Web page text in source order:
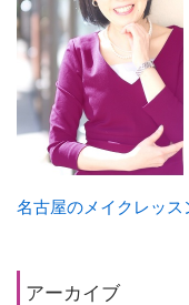
名古屋のメイクレッ
アーカイブ